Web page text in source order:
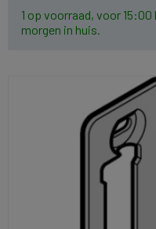
1 op voorraad, voor 15:00
morgen in huis.